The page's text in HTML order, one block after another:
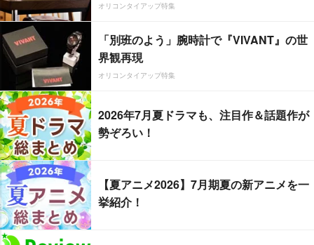
オリコンタイアップ特集
「別班のよう」腕時計で『VIVANT』の世
界観再現
オリコンタイアップ特集
2026年7月夏ドラマも、注目作＆話題作が
勢ぞろい！
【夏アニメ2026】7月期夏の新アニメを一
挙紹介！